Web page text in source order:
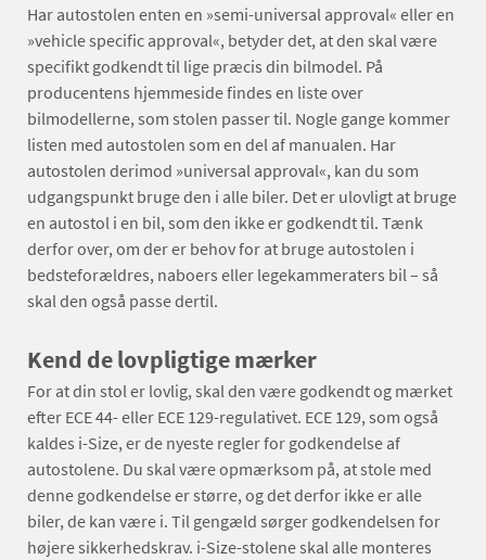
Har autostolen enten en »semi-universal approval« eller en
»vehicle specific approval«, betyder det, at den skal være
specifikt godkendt til lige præcis din bilmodel. På
producentens hjemmeside findes en liste over
bilmodellerne, som stolen passer til. Nogle gange kommer
listen med autostolen som en del af manualen. Har
autostolen derimod »universal approval«, kan du som
udgangspunkt bruge den i alle biler. Det er ulovligt at bruge
en autostol i en bil, som den ikke er godkendt til. Tænk
derfor over, om der er behov for at bruge autostolen i
bedsteforældres, naboers eller legekammeraters bil – så
skal den også passe dertil.
Kend de lovpligtige mærker
For at din stol er lovlig, skal den være godkendt og mærket
efter ECE 44- eller ECE 129-regulativet. ECE 129, som også
kaldes i-Size, er de nyeste regler for godkendelse af
autostolene. Du skal være opmærksom på, at stole med
denne godkendelse er større, og det derfor ikke er alle
biler, de kan være i. Til gengæld sørger godkendelsen for
højere sikkerhedskrav. i-Size-stolene skal alle monteres